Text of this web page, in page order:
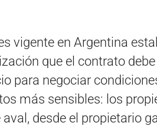
vigente en Argentina
que el contrato
para negociar
más sensibles: los
desde el propietario